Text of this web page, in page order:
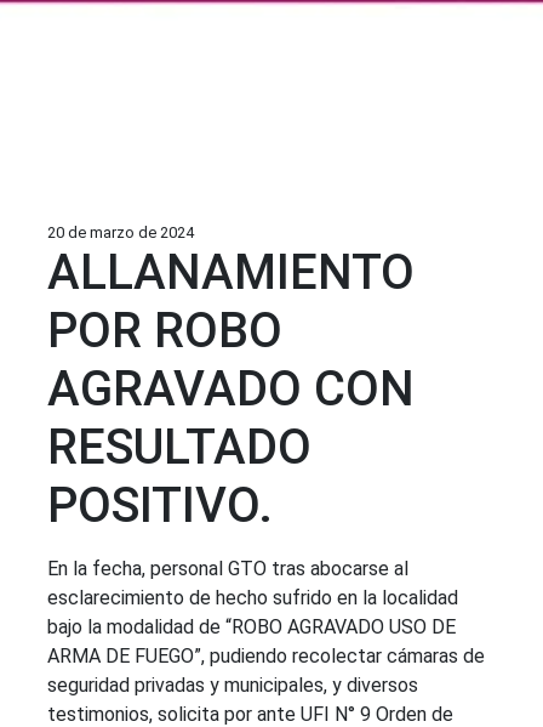
20 de marzo de 2024
ALLANAMIENTO
POR ROBO
AGRAVADO CON
RESULTADO
POSITIVO.
En la fecha, personal GTO tras abocarse al
esclarecimiento de hecho sufrido en la localidad
bajo la modalidad de “ROBO AGRAVADO USO DE
ARMA DE FUEGO”, pudiendo recolectar cámaras de
seguridad privadas y municipales, y diversos
testimonios, solicita por ante UFI N° 9 Orden de